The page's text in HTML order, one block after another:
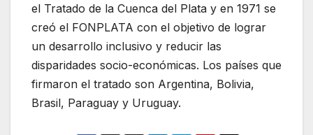
el Tratado de la Cuenca del Plata y en 1971 se
creó el FONPLATA con el objetivo de lograr
un desarrollo inclusivo y reducir las
disparidades socio-económicas. Los países que
firmaron el tratado son Argentina, Bolivia,
Brasil, Paraguay y Uruguay.